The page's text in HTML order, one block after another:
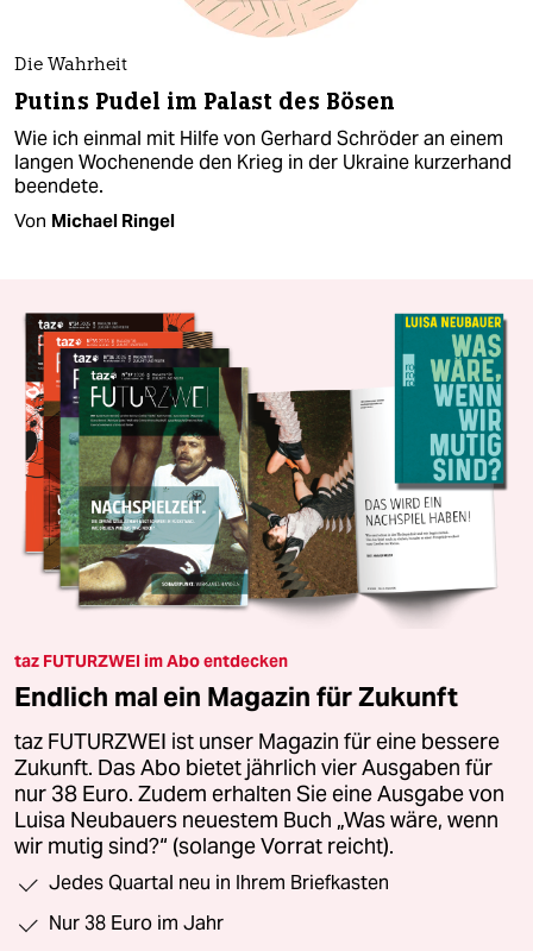
Die Wahrheit
Putins Pudel im Palast des Bösen
Wie ich einmal mit Hilfe von Gerhard Schröder an einem
langen Wochenende den Krieg in der Ukraine kurzerhand
beendete.
Von Michael Ringel
taz FUTURZWEI im Abo entdecken
Endlich mal ein Magazin für Zukunft
taz FUTURZWEI ist unser Magazin für eine bessere
Zukunft. Das Abo bietet jährlich vier Ausgaben für
nur 38 Euro. Zudem erhalten Sie eine Ausgabe von
Luisa Neubauers neuestem Buch „Was wäre, wenn
wir mutig sind?“ (solange Vorrat reicht).
Jedes Quartal neu in Ihrem Briefkasten
Nur 38 Euro im Jahr